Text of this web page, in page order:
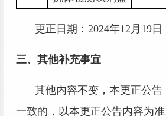
更正日期： 2024年12月19
三、其他补充事宜
其他内容不变，本更正公告
一致的，以本更正公告内容为准